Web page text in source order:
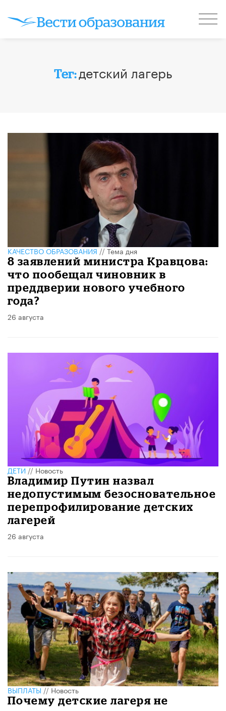
Тег:детский лагерь
КАЧЕСТВО ОБРАЗОВАНИЯ//Тема дня
8 заявлений министра Кравцова:
что пообещал чиновник в
преддверии нового учебного
года?
26 августа
ДЕТИ//Новость
Владимир Путин назвал
недопустимым безосновательное
перепрофилирование детских
лагерей
26 августа
ВЫПЛАТЫ//Новость
Почему детские лагеря не